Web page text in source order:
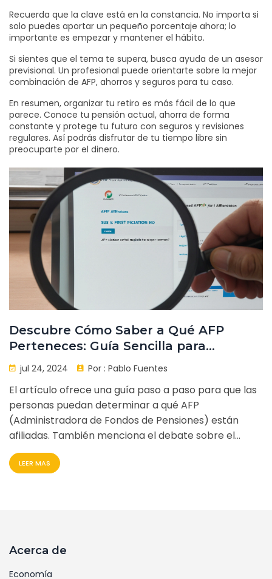
Recuerda que la clave está en la constancia. No importa si
solo puedes aportar un pequeño porcentaje ahora; lo
importante es empezar y mantener el hábito.
Si sientes que el tema te supera, busca ayuda de un asesor
previsional. Un profesional puede orientarte sobre la mejor
combinación de AFP, ahorros y seguros para tu caso.
En resumen, organizar tu retiro es más fácil de lo que
parece. Conoce tu pensión actual, ahorra de forma
constante y protege tu futuro con seguros y revisiones
regulares. Así podrás disfrutar de tu tiempo libre sin
preocuparte por el dinero.
Descubre Cómo Saber a Qué AFP
Perteneces: Guía Sencilla para
Afiliados
jul 24, 2024 Por : Pablo Fuentes
El artículo ofrece una guía paso a paso para que las
personas puedan determinar a qué AFP
(Administradora de Fondos de Pensiones) están
afiliadas. También menciona el debate sobre el
Séptimo Retiro y la reforma del Autopréstamo, que
propone permitir que los individuos retiren hasta el
LEER MAS
Acerca de
Economía